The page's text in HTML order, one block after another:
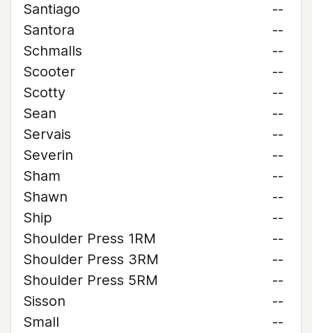
Santiago
--
Santora
--
Schmalls
--
Scooter
--
Scotty
--
Sean
--
Servais
--
Severin
--
Sham
--
Shawn
--
Ship
--
Shoulder Press 1RM
--
Shoulder Press 3RM
--
Shoulder Press 5RM
--
Sisson
--
Small
--